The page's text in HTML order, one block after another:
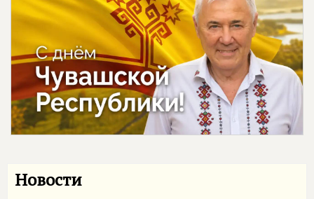
Новости